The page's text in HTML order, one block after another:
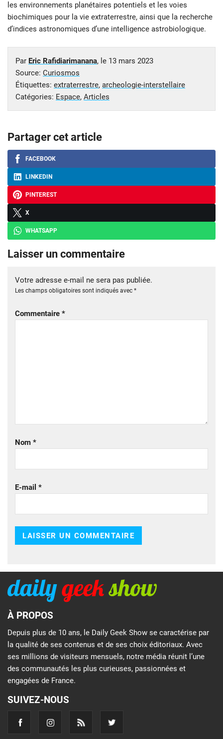
les environnements planétaires potentiels et les voies
biochimiques pour la vie extraterrestre, ainsi que la recherche
d’indices astronomiques d’une intelligence astrobiologique.
Par Eric Rafidiarimanana, le 13 mars 2023
Source: Curiosmos
Étiquettes: extraterrestre, archeologie-interstellaire
Catégories: Espace, Articles
Partager cet article
FACEBOOK
LINKEDIN
PINTEREST
X
WHATSAPP
Laisser un commentaire
Votre adresse e-mail ne sera pas publiée.
Les champs obligatoires sont indiqués avec *
Commentaire *
Nom *
E-mail *
À PROPOS
Depuis plus de 10 ans, le Daily Geek Show se caractérise par
la qualité de ses contenus et de ses choix éditoriaux. Avec
ses millions de visiteurs mensuels, notre média réunit l’une
des communautés les plus curieuses, passionnées et
engagées de France.
SUIVEZ-NOUS